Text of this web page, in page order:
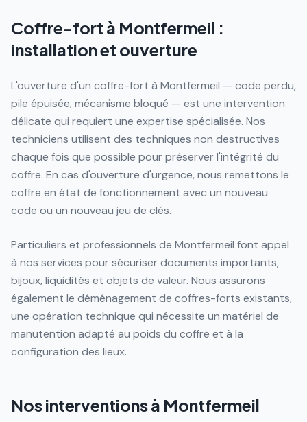
Coffre-fort à Montfermeil :
installation et ouverture
L'ouverture d'un coffre-fort à Montfermeil — code perdu,
pile épuisée, mécanisme bloqué — est une intervention
délicate qui requiert une expertise spécialisée. Nos
techniciens utilisent des techniques non destructives
chaque fois que possible pour préserver l'intégrité du
coffre. En cas d'ouverture d'urgence, nous remettons le
coffre en état de fonctionnement avec un nouveau
code ou un nouveau jeu de clés.
Particuliers et professionnels de Montfermeil font appel
à nos services pour sécuriser documents importants,
bijoux, liquidités et objets de valeur. Nous assurons
également le déménagement de coffres-forts existants,
une opération technique qui nécessite un matériel de
manutention adapté au poids du coffre et à la
configuration des lieux.
Nos interventions à Montfermeil